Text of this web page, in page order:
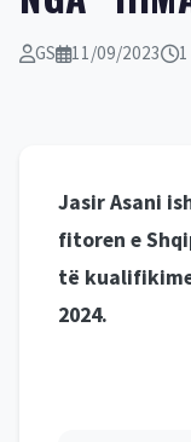
GS 11/09/2023
Jasir Asani
fitoren e
të
2024.